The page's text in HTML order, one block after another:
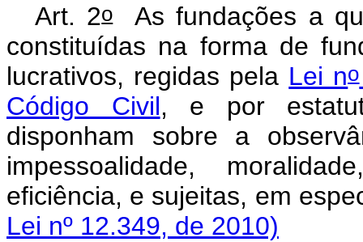
Art. 2oAs fundações a
constituídas na forma de
lucrativos, regidas pela Lei no
Código Civil, e por
disponham sobre a
impessoalidade,
eficiência, e sujeitas,
Lei nº 12.349, de 2010)